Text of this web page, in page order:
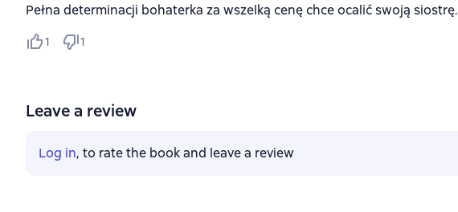
Pełna determinacji bohaterka za wszelką cenę chce ocalić swoją siostrę.
1 1
Leave a review
Log in, to rate the book and leave a review